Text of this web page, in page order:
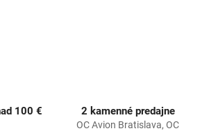
100 € 2 kamenné predajne
OC Avion Bratislava, OC